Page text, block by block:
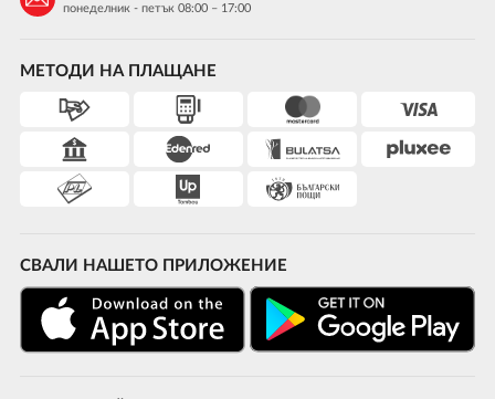
МЕТОДИ НА ПЛАЩАНЕ
СВАЛИ НАШЕТО ПРИЛОЖЕНИЕ
понеделник - петък 08:00 – 17:00